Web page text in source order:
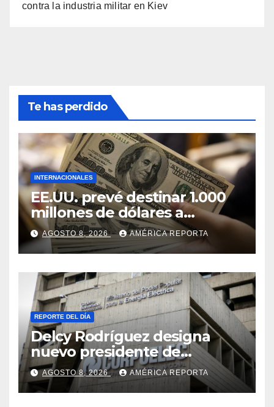
contra la industria militar en Kiev
Te has perdido
INTERNACIONALES
EE.UU. prevé destinar 1.000
millones de dólares a
Colombia para un paquete
de seguridad
AGOSTO 8, 2026 AMÉRICA REPORTA
REPORTE DEL DÍA
Delcy Rodríguez designa
nuevo presidente de
Corpoelec y nuevo
viceministro de Servicios
Eléctricos
AGOSTO 8, 2026 AMÉRICA REPORTA